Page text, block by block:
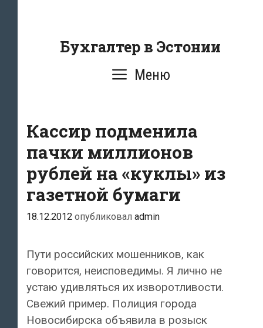
содержаниюБухгалтер в Эстонии
Меню
Кассир подменила
пачки миллионов
рублей на «куклы» из
газетной бумаги
18.12.2012 опубликовал admin
Пути российских мошенников, как
говорится, неисповедимы. Я лично не
устаю удивляться их изворотливости.
Свежий пример. Полиция города
Новосибирска объявила в розыск